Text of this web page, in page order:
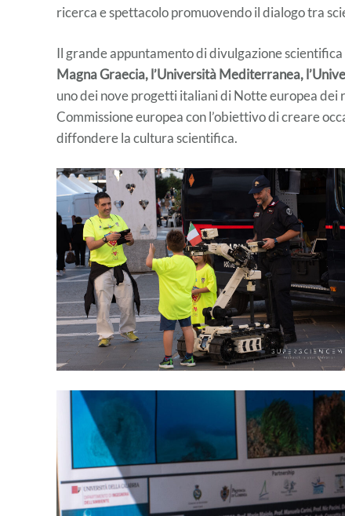
ricerca e spettacolo promuovendo il dialogo tra
Il grande appuntamento di divulgazione scientifica
Magna Graecia, l’Università Mediterranea,
uno dei nove progetti italiani di Notte europea
Commissione europea con l’obiettivo di creare
diffondere la cultura scientifica.